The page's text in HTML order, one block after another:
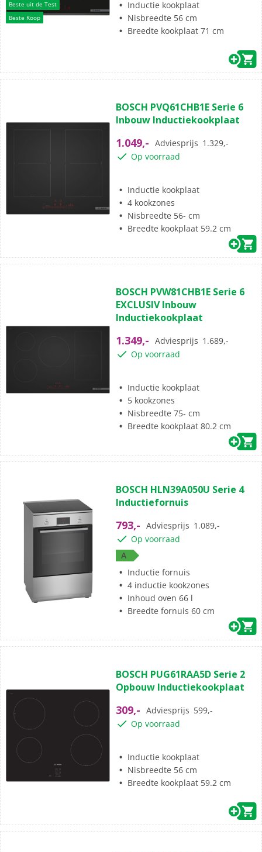
Beste uit de Test
Beste Koop
Inductie kookplaat
Nisbreedte 56 cm
Breedte kookplaat 71 cm
van
de
sterren.
3
BOSCH PVQ61CHB1E Serie 6
Inbouw Inductiekookplaat
1.049,- Adviesprijs 1.329,-
Op voorraad
Inductie kookplaat
4 kookzones
Nisbreedte 56- cm
Breedte kookplaat 59.2 cm
van
de
5
2
beoordelingen
BOSCH PVW81CHB1E Serie 6
EXCLUSIV Inbouw
Inductiekookplaat
1.349,- Adviesprijs 1.689,-
Op voorraad
Inductie kookplaat
5 kookzones
Nisbreedte 75- cm
Breedte kookplaat 80.2 cm
van
de
sterren.
62
beoordelingen
BOSCH HLN39A050U Serie 4
Inductiefornuis
793,- Adviesprijs 1.089,-
Op voorraad
A
Inductie fornuis
4 inductie kookzones
Inhoud oven 66 l
Breedte fornuis 60 cm
van
de
sterren.
7
BOSCH PUG61RAA5D Serie 2
Opbouw Inductiekookplaat
309,- Adviesprijs 599,-
Op voorraad
Inductie kookplaat
Nisbreedte 56 cm
Breedte kookplaat 59.2 cm